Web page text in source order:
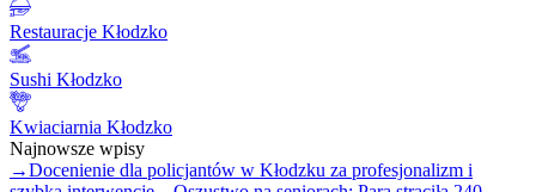
Restauracje Kłodzko
Sushi Kłodzko
Kwiaciarnia Kłodzko
Najnowsze wpisy
→Docenienie dla policjantów w Kłodzku za profesjonalizm i